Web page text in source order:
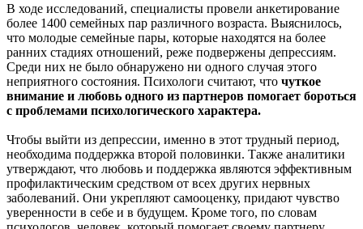
В ходе исследований, специалисты провели анкетирование
более 1400 семейных пар различного возраста. Выяснилось,
что молодые семейные пары, которые находятся на более
ранних стадиях отношений, реже подвержены депрессиям.
Среди них не было обнаружено ни одного случая этого
неприятного состояния. Психологи считают, что чуткое
внимание и любовь одного из партнеров помогает бороться
с проблемами психологического характера.
Чтобы выйти из депрессии, именно в этот трудный период,
необходима поддержка второй половинки. Также аналитики
утверждают, что любовь и поддержка являются эффективным
профилактическим средством от всех других нервных
заболеваний. Они укрепляют самооценку, придают чувство
уверенности в себе и в будущем. Кроме того, по словам